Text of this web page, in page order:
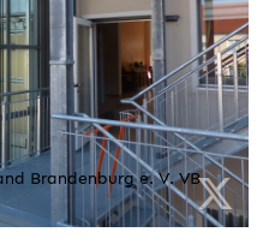
Brandenburg e. V. VB